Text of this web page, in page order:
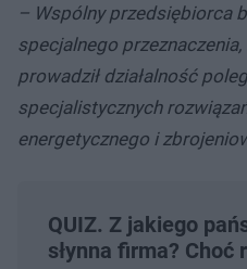
– Wspólny przedsiębiorca
specjalnego
prowadził działalność
specjalistycznych
energetycznego i
QUIZ. Z jakiego
słynna firma? Choć